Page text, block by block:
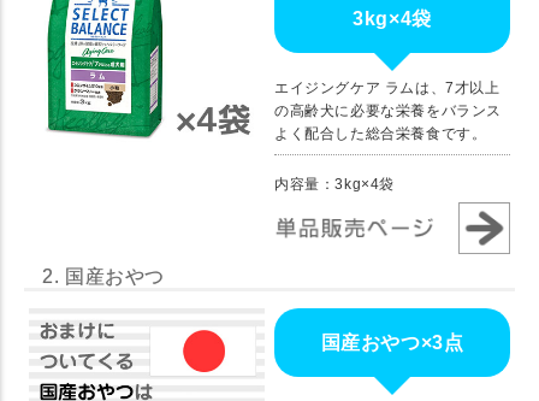
3kg×4袋
エイジングケア ラムは、7才以上
の高齢犬に必要な栄養をバランス
よく配合した総合栄養食です。
内容量：3kg×4袋
2. 国産おやつ
国産おやつ×3点